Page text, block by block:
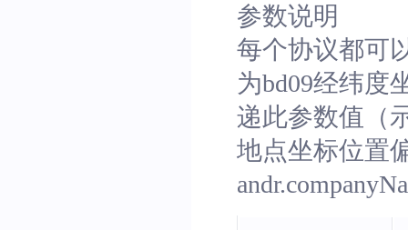
参数说明
每个协议都可
为bd09经纬度
递此参数值（
地点坐标位置